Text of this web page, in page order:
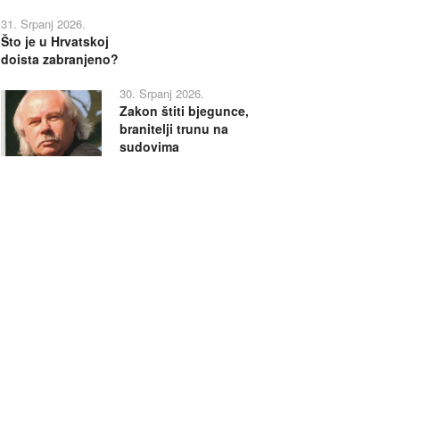
31. Srpanj 2026.
Što je u Hrvatskoj
doista zabranjeno?
30. Srpanj 2026.
Zakon štiti bjegunce,
branitelji trunu na
sudovima